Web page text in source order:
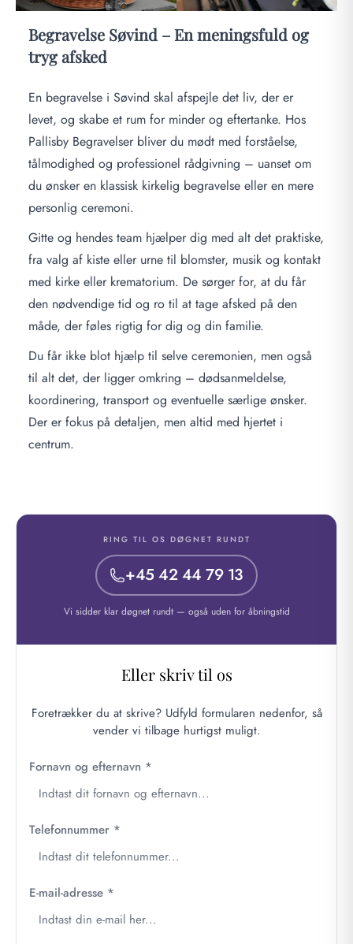
Begravelse Søvind – En meningsfuld og
tryg afsked
En begravelse i Søvind skal afspejle det liv, der er
levet, og skabe et rum for minder og eftertanke. Hos
Pallisby Begravelser bliver du mødt med forståelse,
tålmodighed og professionel rådgivning – uanset om
du ønsker en klassisk kirkelig begravelse eller en mere
personlig ceremoni.
Gitte og hendes team hjælper dig med alt det praktiske,
fra valg af kiste eller urne til blomster, musik og kontakt
med kirke eller krematorium. De sørger for, at du får
den nødvendige tid og ro til at tage afsked på den
måde, der føles rigtig for dig og din familie.
Du får ikke blot hjælp til selve ceremonien, men også
til alt det, der ligger omkring – dødsanmeldelse,
koordinering, transport og eventuelle særlige ønsker.
Der er fokus på detaljen, men altid med hjertet i
centrum.
RING TIL OS DØGNET RUNDT
+45 42 44 79 13
Vi sidder klar døgnet rundt — også uden for åbningstid
Eller skriv til os
Foretrækker du at skrive? Udfyld formularen nedenfor, så
vender vi tilbage hurtigst muligt.
Fornavn og efternavn *
Telefonnummer *
E-mail-adresse *